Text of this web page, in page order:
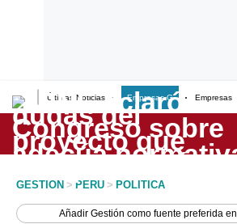
Últimas Noticias Empresas G Empresas
Lo último
Peru Quiosco
GESTION > PERU > POLITICA
AñadirGestión como fuente preferida en